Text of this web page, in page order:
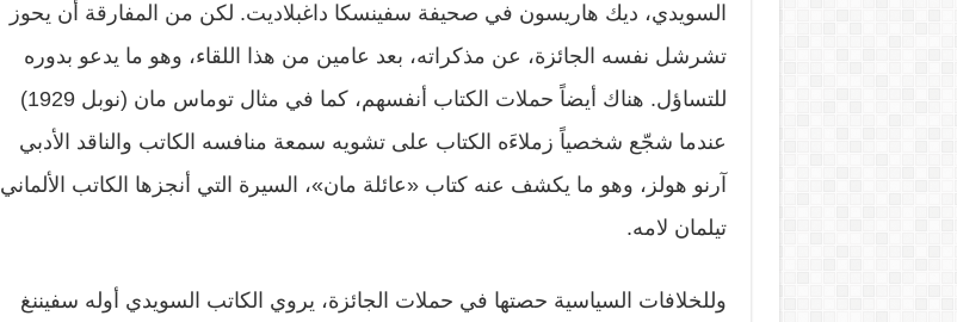
السويدي، ديك هاريسون في صحيفة سفينسكا داغبلاديت. لكن من المفارقة أن يحوز
تشرشل نفسه الجائزة، عن مذكراته، بعد عامين من هذا اللقاء، وهو ما يدعو بدوره
للتساؤل. هناك أيضاً حملات الكتاب أنفسهم، كما في مثال توماس مان (نوبل 1929)
عندما شجّع شخصياً زملاءَه الكتاب على تشويه سمعة منافسه الكاتب والناقد الأدبي
آرنو هولز، وهو ما يكشف عنه كتاب «عائلة مان»، السيرة التي أنجزها الكاتب الألماني
تيلمان لامه.
وللخلافات السياسية حصتها في حملات الجائزة، يروي الكاتب السويدي أوله سفيننغ